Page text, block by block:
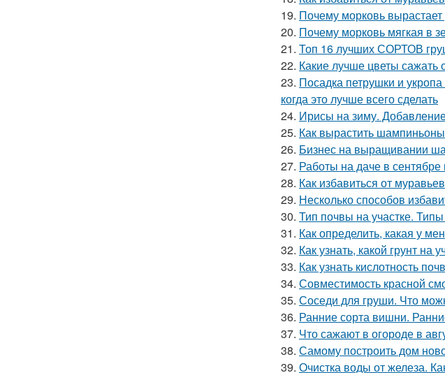
19. Почему морковь
20. Почему морковь мягкая в
21. Топ 16 лучших СОРТОВ
22. Какие лучше цветы сажать
23. Посадка петрушки и
когда это лучше всего сделать
24. Ирисы на зиму.
25. Как вырастить
26. Бизнес на выращивании
27. Работы на даче в
28. Как избавиться от
29. Несколько способов
30. Тип почвы на участке.
31. Как определить, какая у
32. Как узнать, какой грунт
33. Как узнать кислотность
34. Совместимость красной
35. Соседи для груши. Что
36. Ранние сорта вишни.
37. Что сажают в огороде в
38. Самому построить дом
39. Очистка воды от железа.